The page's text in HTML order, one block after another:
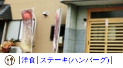
洋食
ステーキ(ハンバーグ)